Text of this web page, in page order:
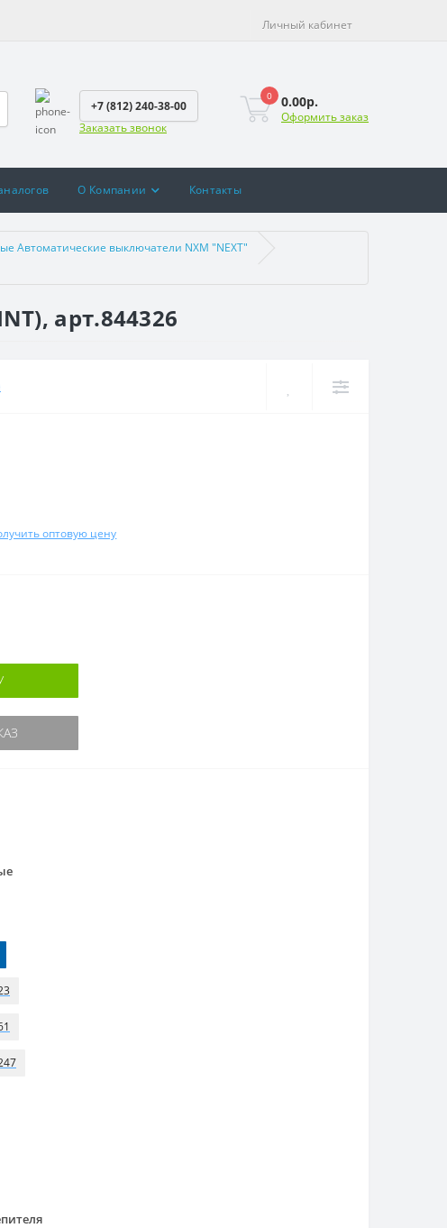
Личный кабинет
+7 (812) 240-38-00
Заказать звонок
0 0.00р.
Оформить заказ
О Компании Контакты
Автоматические выключатели NXM "NEXT"
арт.844326
оптовую цену